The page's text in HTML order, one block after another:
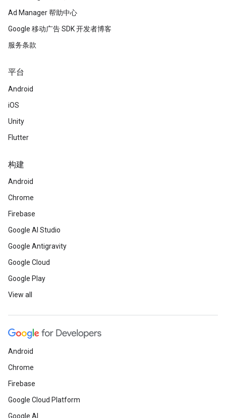
Ad Manager 帮助中心
Google 移动广告 SDK 开发者博客
服务条款
平台
Android
iOS
Unity
Flutter
构建
Android
Chrome
Firebase
Google AI Studio
Google Antigravity
Google Cloud
Google Play
View all
Android
Chrome
Firebase
Google Cloud Platform
Google AI